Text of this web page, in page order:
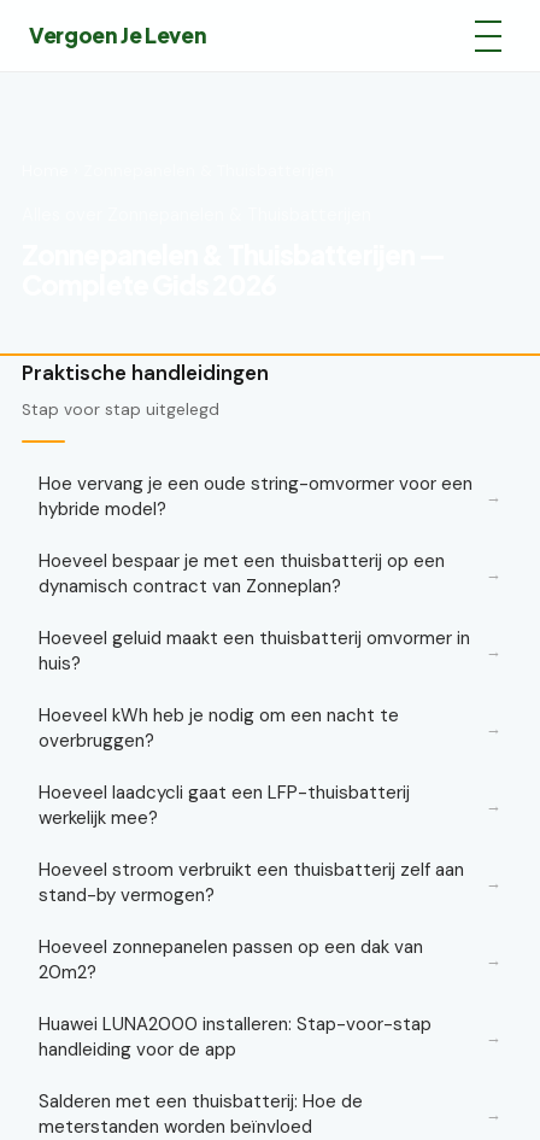
Vergoen Je Leven
Praktische handleidingen
Stap voor stap uitgelegd
Hoe vervang je een oude string-omvormer voor een
hybride model?
→
Hoeveel bespaar je met een thuisbatterij op een
dynamisch contract van Zonneplan?
→
Hoeveel geluid maakt een thuisbatterij omvormer in
huis?
→
Hoeveel kWh heb je nodig om een nacht te
overbruggen?
→
Hoeveel laadcycli gaat een LFP-thuisbatterij
werkelijk mee?
→
Hoeveel stroom verbruikt een thuisbatterij zelf aan
stand-by vermogen?
→
Hoeveel zonnepanelen passen op een dak van
20m2?
→
Huawei LUNA2000 installeren: Stap-voor-stap
handleiding voor de app
→
Salderen met een thuisbatterij: Hoe de
meterstanden worden beïnvloed
→